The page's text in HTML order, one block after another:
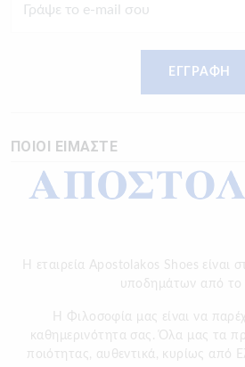
ΕΓΓΡΑΦΗ
ΠΟΙΟΙ ΕΙΜΑΣΤΕ
Η εταιρεία Apostolakos Shoes είναι
υποδημάτων από το
H Φιλοσοφία μας είναι να
καθημερινότητα σας. Όλα μας τα
ποιότητας, αυθεντικά, κυρίως από